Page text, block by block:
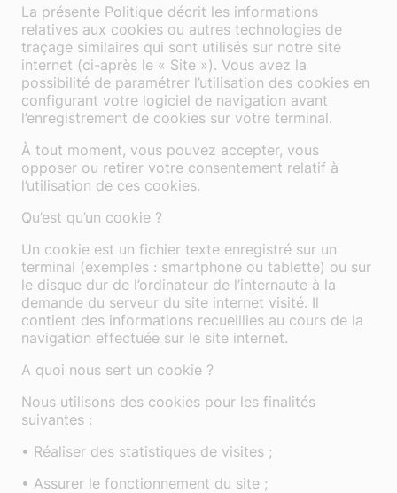
La présente Politique décrit les informations
relatives aux cookies ou autres technologies de
traçage similaires qui sont utilisés sur notre site
internet (ci-après le « Site »). Vous avez la
possibilité de paramétrer l’utilisation des cookies en
configurant votre logiciel de navigation avant
l’enregistrement de cookies sur votre terminal.
À tout moment, vous pouvez accepter, vous
opposer ou retirer votre consentement relatif à
l’utilisation de ces cookies.
Qu’est qu’un cookie ?
Un cookie est un fichier texte enregistré sur un
terminal (exemples : smartphone ou tablette) ou sur
le disque dur de l’ordinateur de l’internaute à la
demande du serveur du site internet visité. Il
contient des informations recueillies au cours de la
navigation effectuée sur le site internet.
A quoi nous sert un cookie ?
Nous utilisons des cookies pour les finalités
suivantes :
• Réaliser des statistiques de visites ;
• Assurer le fonctionnement du site ;